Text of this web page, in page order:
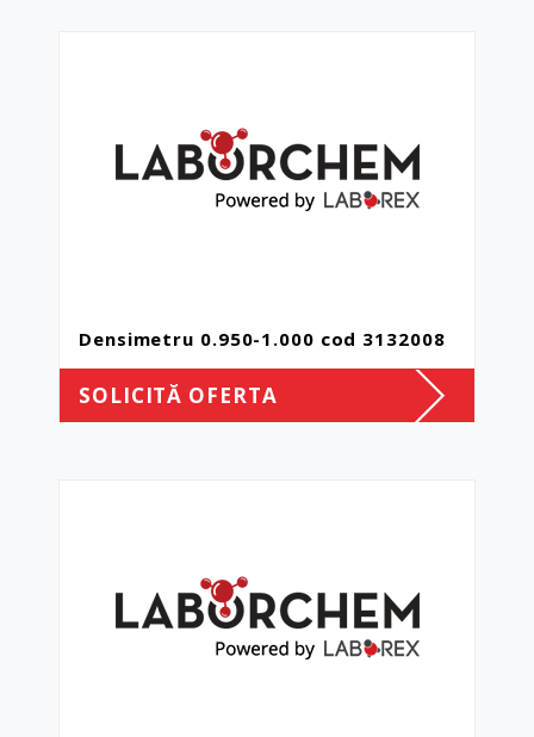
Densimetru 0.950-1.000 cod 3132008
SOLICITĂ OFERTA